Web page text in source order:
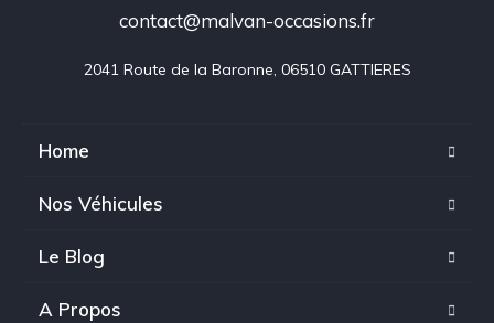
contact@malvan-occasions.fr
2041 Route de la Baronne, 06510 GATTIERES
Home
Nos Véhicules
Le Blog
A Propos